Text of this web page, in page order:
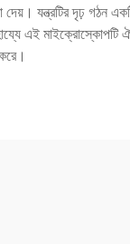
যন্ত্রটির দৃঢ় গঠন
এই